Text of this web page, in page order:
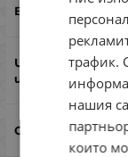
трафик.
нашия
които